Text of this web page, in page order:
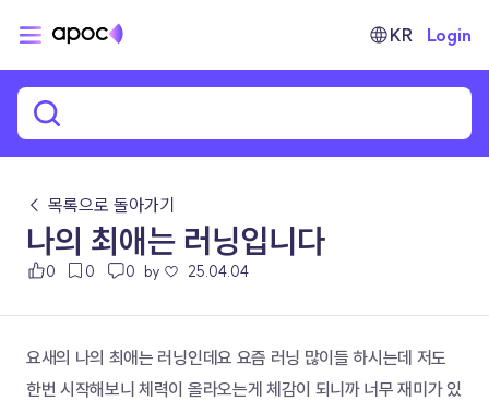
KR Login
← 목록으로 돌아가기
나의 최애는 러닝입니다
0 0 0 by ♡ 25.04.04
요새의 나의 최애는 러닝인데요 요즘 러닝 많이들 하시는데 저도
한번 시작해보니 체력이 올라오는게 체감이 되니까 너무 재미가 있